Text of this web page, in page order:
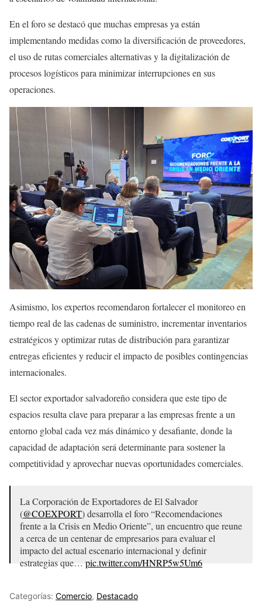
En el foro se destacó que muchas empresas ya están
implementando medidas como la diversificación de proveedores,
el uso de rutas comerciales alternativas y la digitalización de
procesos logísticos para minimizar interrupciones en sus
operaciones.
Asimismo, los expertos recomendaron fortalecer el monitoreo en
tiempo real de las cadenas de suministro, incrementar inventarios
estratégicos y optimizar rutas de distribución para garantizar
entregas eficientes y reducir el impacto de posibles contingencias
internacionales.
El sector exportador salvadoreño considera que este tipo de
espacios resulta clave para preparar a las empresas frente a un
entorno global cada vez más dinámico y desafiante, donde la
capacidad de adaptación será determinante para sostener la
competitividad y aprovechar nuevas oportunidades comerciales.
La Corporación de Exportadores de El Salvador
(@COEXPORT) desarrolla el foro “Recomendaciones
frente a la Crisis en Medio Oriente”, un encuentro que reune
a cerca de un centenar de empresarios para evaluar el
impacto del actual escenario internacional y definir
estrategias que… pic.twitter.com/HNRP5w5Um6
2026
Categorías: Comercio, Destacado